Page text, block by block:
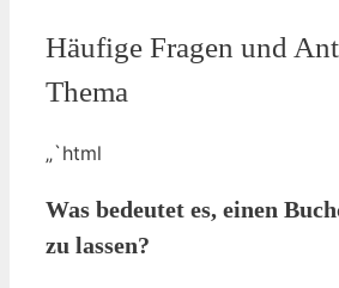
Häufige Fragen und
Thema
„`html
Was bedeutet es, einen
zu lassen?